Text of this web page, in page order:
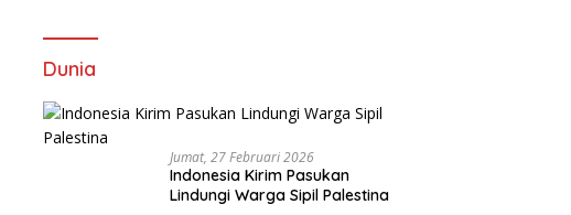
Dunia
Jumat, 27 Februari 2026
Indonesia Kirim Pasukan
Lindungi Warga Sipil Palestina